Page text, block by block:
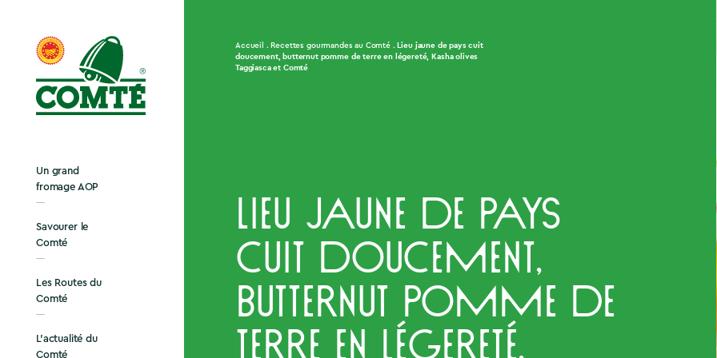
Un grand
fromage AOP
Savourer le
Comté
Les Routes du
Comté
L’actualité du
Comté
Accueil Recettes gourmandes au Comté
Lieu jaune de pays cuit
doucement, butternut pomme de terre en légereté, Kasha olives
Taggiasca et Comté
Lieu jaune de pays
cuit doucement,
butternut pomme de
terre en légereté,